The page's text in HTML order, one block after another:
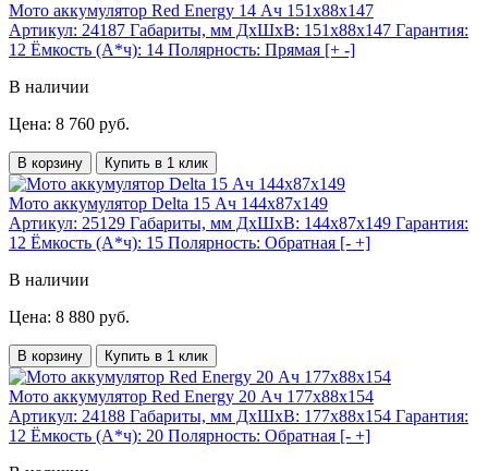
Мото аккумулятор Red Energy 14 Ач 151x88x147
Артикул: 24187 Габариты, мм ДхШхВ: 151x88x147 Гарантия:
12 Ёмкость (А*ч): 14 Полярность: Прямая [+ -]
В наличии
Цена: 8 760 руб.
В корзину Купить в 1 клик
Мото аккумулятор Delta 15 Ач 144x87x149
Артикул: 25129 Габариты, мм ДхШхВ: 144x87x149 Гарантия:
12 Ёмкость (А*ч): 15 Полярность: Обратная [- +]
В наличии
Цена: 8 880 руб.
В корзину Купить в 1 клик
Мото аккумулятор Red Energy 20 Ач 177x88x154
Артикул: 24188 Габариты, мм ДхШхВ: 177x88x154 Гарантия:
12 Ёмкость (А*ч): 20 Полярность: Обратная [- +]